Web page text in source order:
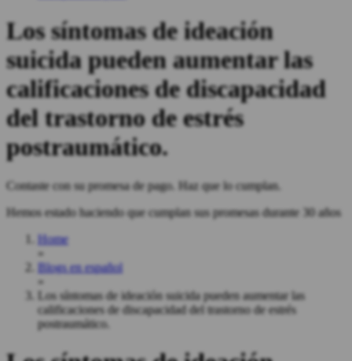
Los síntomas de ideación
suicida pueden aumentar las
calificaciones de discapacidad
del trastorno de estrés
postraumático.
Contaste con su promesa de pago. Haz que lo cumplan.
Hemos estado haciendo que cumplan sus promesas durante 30 años
Home
»
Blogs en español
»
Los síntomas de ideación suicida pueden aumentar las
calificaciones de discapacidad del trastorno de estrés
postraumático.